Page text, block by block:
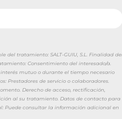
del tratamiento: SALT-GUIU, S.L. Finalidad
Consentimiento del interesado/a.
mutuo o durante el tiempo necesario
Prestadores de servicio o colaboradores.
Derecho de acceso, rectificación,
al su tratamiento. Datos de contacto para
Puede consultar la información adicional en